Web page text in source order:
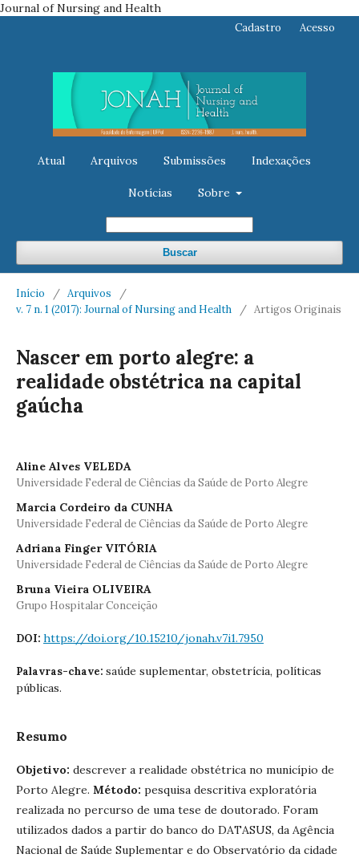
Journal of Nursing and Health
Atual Arquivos Submissões Indexações
Notícias Sobre
Buscar
Cadastro Acesso
Início / Arquivos
/
v. 7 n. 1 (2017): Journal of Nursing and Health
/ Artigos Originais
Nascer em porto alegre: a
realidade obstétrica na capital
gaúcha
Aline Alves VELEDA
Universidade Federal de Ciências da Saúde de Porto Alegre
Marcia Cordeiro da CUNHA
Universidade Federal de Ciências da Saúde de Porto Alegre
Adriana Finger VITÓRIA
Universidade Federal de Ciências da Saúde de Porto Alegre
Bruna Vieira OLIVEIRA
Grupo Hospitalar Conceição
DOI: https://doi.org/10.15210/jonah.v7i1.7950
Palavras-chave: saúde suplementar, obstetrícia, políticas
públicas.
Resumo
Objetivo: descrever a realidade obstétrica no município de
Porto Alegre. Método: pesquisa descritiva exploratória
realizada no percurso de uma tese de doutorado. Foram
utilizados dados a partir do banco do DATASUS, da Agência
Nacional de Saúde Suplementar e do Observatório da cidade